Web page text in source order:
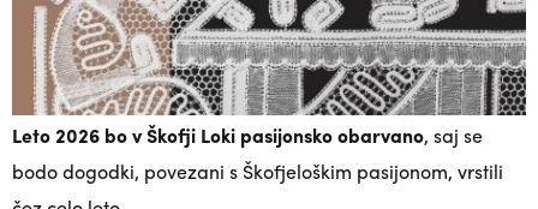
Leto 2026 bo v Škofji Loki pasijonsko obarvano, saj se
bodo dogodki, povezani s Škofjeloškim pasijonom, vrstili